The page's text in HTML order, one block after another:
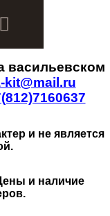
васильевском
kit@mail.ru
и не является
и наличие